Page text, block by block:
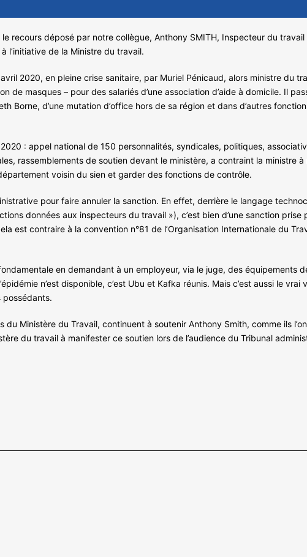
recours déposé par notre collègue, Anthony SMITH, Inspecteur du
l’initiative de la Ministre du travail.
2020, en pleine crise sanitaire, par Muriel Pénicaud, alors ministre du
de masques – pour des salariés d’une association d’aide à domicile. Il
Borne, d’une mutation d’office hors de sa région et dans d’autres
: appel national de 150 personnalités, syndicales, politiques,
rassemblements de soutien devant le ministère, a contraint la ministre
voisin du sien et garder des fonctions de contrôle.
pour faire annuler la sanction. En effet, derrière le langage
données aux inspecteurs du travail »), c’est bien d’une sanction prise
est contraire à la convention n°81 de l’Organisation Internationale du
en demandant à un employeur, via le juge, des équipements
n’est disponible, c’est Ubu et Kafka réunis. Mais c’est aussi le
possédants.
du Ministère du Travail, continuent à soutenir Anthony Smith, comme ils
du travail à manifester ce soutien lors de l’audience du Tribunal